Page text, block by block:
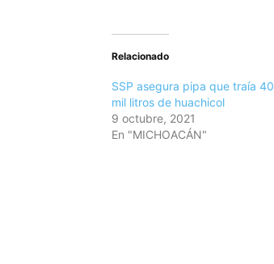
Relacionado
SSP asegura pipa que traía 40
mil litros de huachicol
9 octubre, 2021
En "MICHOACÁN"